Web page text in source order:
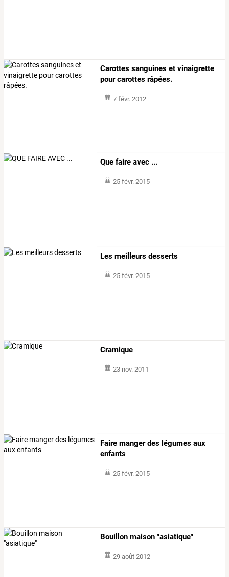
Carottes sanguines et vinaigrette
pour carottes râpées.
7 févr. 2012
Que faire avec ...
25 févr. 2015
Les meilleurs desserts
25 févr. 2015
Cramique
23 nov. 2011
Faire manger des légumes aux
enfants
25 févr. 2015
Bouillon maison "asiatique"
29 août 2012